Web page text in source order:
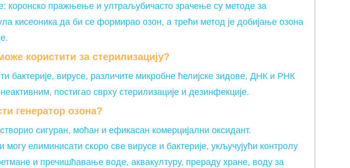
коронско пражњење и ултраљубичасто зрачење су методе за
кисеоника да би се формирао озон, а трећи метод је добијање озона
користити за стерилизацију?
бактерије, вирусе, различите микробне ћелијске зидове, ДНК и РНК
постигао сврху стерилизације и дезинфекције.
генератор озона?
сигуран, моћан и ефикасан комерцијални оксидант.
елиминисати скоро све вирусе и бактерије, укључујући контролу
и пречишћавање воде, аквакултуру, прераду хране, воду за